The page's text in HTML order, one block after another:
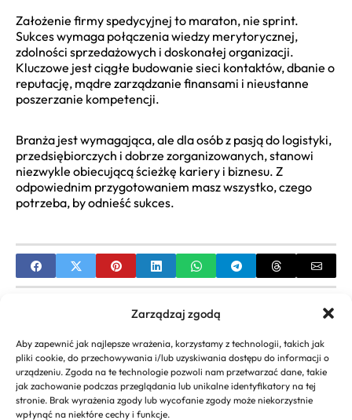
Zarządzaj zgodą
Aby zapewnić jak najlepsze wrażenia, korzystamy z technologii, takich jak
pliki cookie, do przechowywania i/lub uzyskiwania dostępu do informacji o
urządzeniu. Zgoda na te technologie pozwoli nam przetwarzać dane, takie
jak zachowanie podczas przeglądania lub unikalne identyfikatory na tej
stronie. Brak wyrażenia zgody lub wycofanie zgody może niekorzystnie
wpłynąć na niektóre cechy i funkcje.
Założenie firmy spedycyjnej to maraton, nie sprint.
Sukces wymaga połączenia wiedzy merytorycznej,
zdolności sprzedażowych i doskonałej organizacji.
Kluczowe jest ciągłe budowanie sieci kontaktów, dbanie o
reputację, mądre zarządzanie finansami i nieustanne
poszerzanie kompetencji.
Branża jest wymagająca, ale dla osób z pasją do logistyki,
przedsiębiorczych i dobrze zorganizowanych, stanowi
niezwykle obiecującą ścieżkę kariery i biznesu. Z
odpowiednim przygotowaniem masz wszystko, czego
potrzeba, by odnieść sukces.
Jak zdobyć dotacje unijne dla firm
jednoosobowych? [Poradnik]
NEXT
Wypłata zasiłku chorobowego przez pracodawcę: